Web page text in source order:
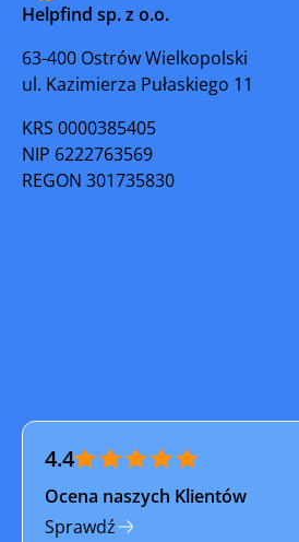
Stąporków
Szydłów
Helpfind sp. z o.o.
63-400 Ostrów Wielkopolski
ul. Kazimierza Pułaskiego 11
KRS 0000385405
NIP 6222763569
REGON 301735830
4.4
Ocena naszych Klientów
Sprawdź